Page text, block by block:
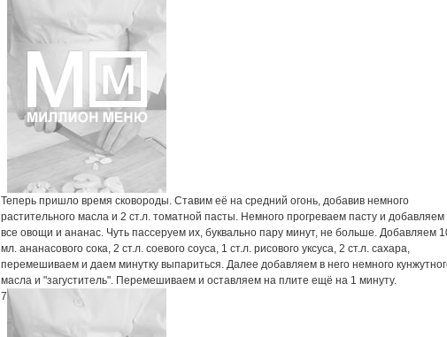
Теперь пришло время сковороды. Ставим её на средний огонь, добавив немного
растительного масла и 2 ст.л. томатной пасты. Немного прогреваем пасту и добавляем
все овощи и ананас. Чуть пассеруем их, буквально пару минут, не больше. Добавляем
мл. ананасового сока, 2 ст.л. соевого соуса, 1 ст.л. рисового уксуса, 2 ст.л. сахара,
перемешиваем и даем минутку выпариться. Далее добавляем в него немного
масла и "загуститель". Перемешиваем и оставляем на плите ещё на 1 минуту.
7